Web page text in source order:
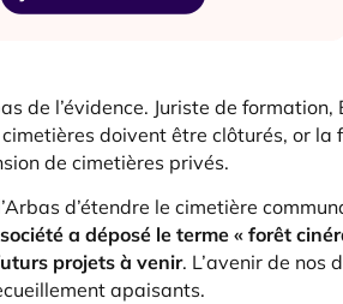
de l’évidence. Juriste de
doivent être clôturés, or la
de cimetières privés.
d’étendre le cimetière
a déposé le terme « forêt
projets à venir. L’avenir de nos
apaisants.